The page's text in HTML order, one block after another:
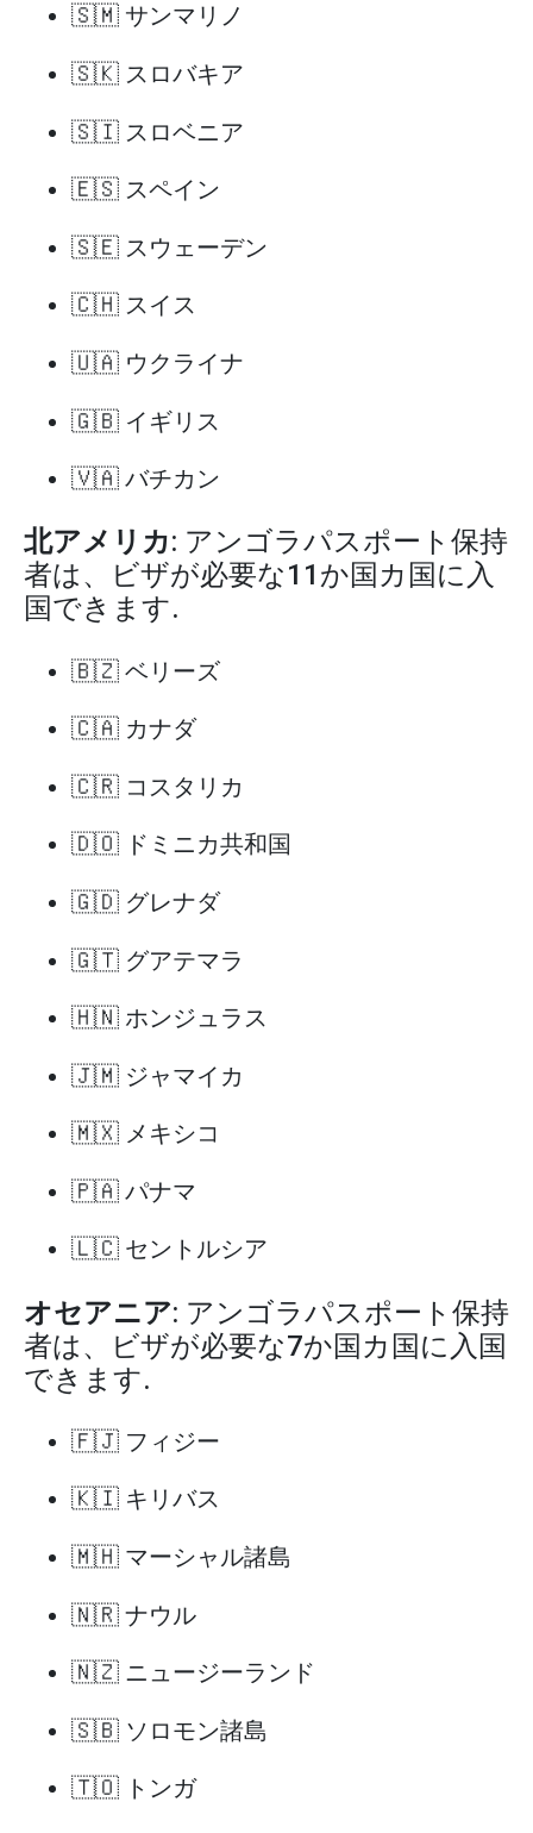
🇸🇲 サンマリノ
🇸🇰 スロバキア
🇸🇮 スロベニア
🇪🇸 スペイン
🇸🇪 スウェーデン
🇨🇭 スイス
🇺🇦 ウクライナ
🇬🇧 イギリス
🇻🇦 バチカン
北アメリカ: アンゴラパスポート保持
者は、ビザが必要な11か国カ国に入
国できます.
🇧🇿 ベリーズ
🇨🇦 カナダ
🇨🇷 コスタリカ
🇩🇴 ドミニカ共和国
🇬🇩 グレナダ
🇬🇹 グアテマラ
🇭🇳 ホンジュラス
🇯🇲 ジャマイカ
🇲🇽 メキシコ
🇵🇦 パナマ
🇱🇨 セントルシア
オセアニア: アンゴラパスポート保持
者は、ビザが必要な7か国カ国に入国
できます.
🇫🇯 フィジー
🇰🇮 キリバス
🇲🇭 マーシャル諸島
🇳🇷 ナウル
🇳🇿 ニュージーランド
🇸🇧 ソロモン諸島
🇹🇴 トンガ